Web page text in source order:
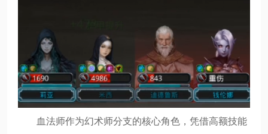
血法师作为幻术师分支的核心角色，凭借高额技能